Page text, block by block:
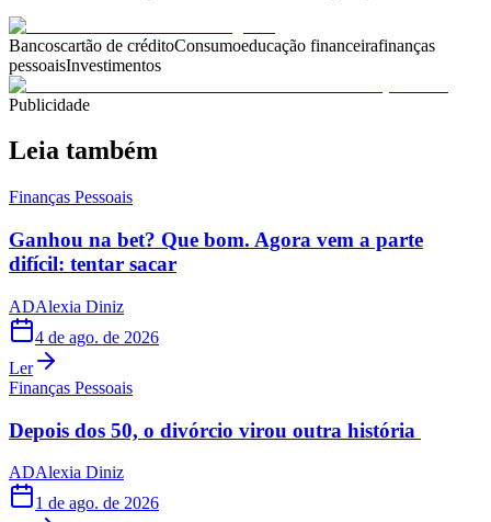
Bancoscartão de créditoConsumoeducação financeirafinanças
pessoaisInvestimentos
Publicidade
Leia também
Finanças Pessoais
Ganhou na bet? Que bom. Agora vem a parte
difícil: tentar sacar
ADAlexia Diniz
4 de ago. de 2026
Ler
Finanças Pessoais
Depois dos 50, o divórcio virou outra história
ADAlexia Diniz
1 de ago. de 2026